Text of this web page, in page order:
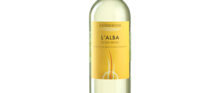
L’alba
READ MORE